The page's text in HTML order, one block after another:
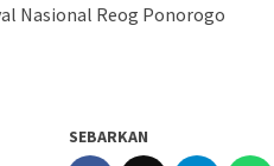
Nasional Reog Ponorogo
SEBARKAN